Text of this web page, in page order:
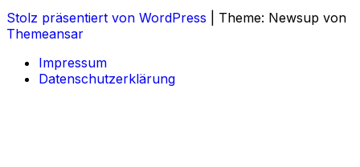
Stolz präsentiert von WordPress
Theme: Newsup von
Themeansar
Impressum
Datenschutzerklärung